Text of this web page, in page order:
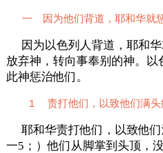
一 因为他们背道，耶和华就
因为以色列人背道，耶和
放弃神，转向事奉别的神。以
此神惩治他们。
１ 责打他们，以致他们满头
耶和华责打他们，以致他
一5；）他们从脚掌到头顶，